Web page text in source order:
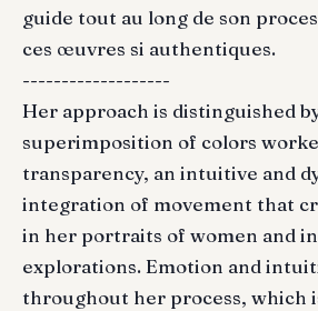
guide tout au long de son
ces œuvres si authentiques.
-------------------
Her approach is distinguished
superimposition of colors
transparency, an intuitive and
integration of movement that
in her portraits of women and
explorations. Emotion and
throughout her process, which